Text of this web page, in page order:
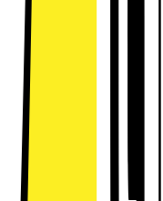
med rätt
från Telia,
enkelt för dig att
det perfekta
om du letar efter